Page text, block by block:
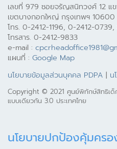
เลขที่ 979 ซอยจรัญสนิทวงศ์ 12 แ
เขตบางกอกใหญ่ กรุงเทพฯ 10600
โทร. 0-2412-1196, 0-2412-
โทรสาร. 0-2412-9833
e-mail :
แผนที่ : Google Map
นโยบายข้อมูลส่วนบุคคล PDPA | น
Copyright © 2021 ศูนย์พิทักษ์สิทธิเด็
แบบเดียวกัน 3.0 ประเทศไทย
นโยบายปกป้องคุ้มครอ